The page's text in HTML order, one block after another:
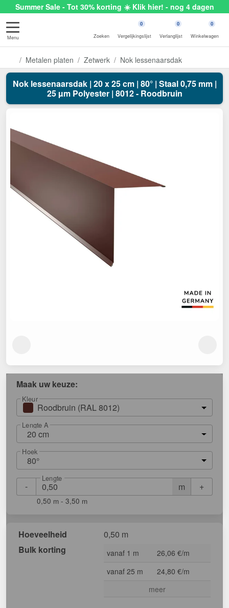
Summer Sale - Tot 30% korting ☀️ Klik hier! - nog 4 dagen
Menu Zoeken
0
Vergelijkingslijst
0
Verlanglijst
0
Winkelwagen
Metalen platen Zetwerk Nok lessenaarsdak
Nok lessenaarsdak | 20 x 25 cm | 80° | Staal 0,75 mm |
25 µm Polyester | 8012 - Roodbruin
Maak uw keuze:
Kleur
Roodbruin (RAL 8012)
Lengte A
20 cm
Hoek
80°
- m
Lengte
+
0,50 m - 3,50 m
Hoeveelheid
0,50 m
Bulk korting
vanaf 1 m
26,06 €/m
vanaf 25 m
24,80 €/m
meer